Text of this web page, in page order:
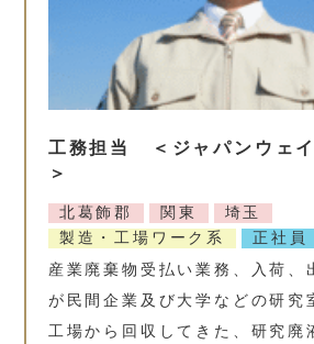
工務担当 ＜ジャパンウェ
＞
北葛飾郡 関東
埼玉
製造・工場ワーク系
正社員
産業廃棄物受払い業務、入荷、
が民間企業及び大学などの研究
工場から回収してきた、研究廃